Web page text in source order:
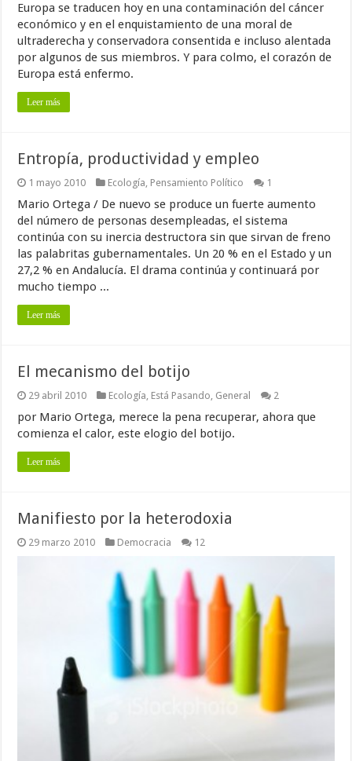
Europa se traducen hoy en una contaminación del cáncer
económico y en el enquistamiento de una moral de
ultraderecha y conservadora consentida e incluso alentada
por algunos de sus miembros. Y para colmo, el corazón de
Europa está enfermo.
Leer más
Entropía, productividad y empleo
1 mayo 2010 Ecología, Pensamiento Político 1
Mario Ortega / De nuevo se produce un fuerte aumento
del número de personas desempleadas, el sistema
continúa con su inercia destructora sin que sirvan de freno
las palabritas gubernamentales. Un 20 % en el Estado y un
27,2 % en Andalucía. El drama continúa y continuará por
mucho tiempo ...
Leer más
El mecanismo del botijo
29 abril 2010 Ecología, Está Pasando, General 2
por Mario Ortega, merece la pena recuperar, ahora que
comienza el calor, este elogio del botijo.
Leer más
Manifiesto por la heterodoxia
29 marzo 2010 Democracia 12